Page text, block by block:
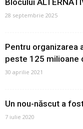
Blocului
28 septembrie 2025
Pentru organizarea
peste 125 milioane
30 aprilie 2021
Un nou-născut a
7 iulie 2020